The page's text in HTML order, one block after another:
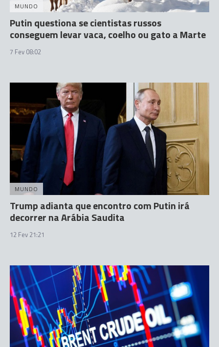
MUNDO
Putin questiona se cientistas russos
conseguem levar vaca, coelho ou gato a Marte
7 Fev 08:02
MUNDO
Trump adianta que encontro com Putin irá
decorrer na Arábia Saudita
12 Fev 21:21